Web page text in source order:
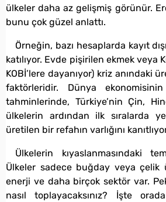
ülkeler daha az gelişmiş görünür.
bunu çok güzel anlattı.
Örneğin, bazı hesaplarda kayıt
katılıyor. Evde pişirilen ekmek veya
KOBİ’lere dayanıyor) kriz anındaki
faktörleridir. Dünya
tahminlerinde, Türkiye’nin Çin,
ülkelerin ardından ilk sıralarda
üretilen bir refahın varlığını
Ülkelerin kıyaslanmasındaki
Ülkeler sadece buğday veya çelik
enerji ve daha birçok sektör var.
nasıl toplayacaksınız? İşte